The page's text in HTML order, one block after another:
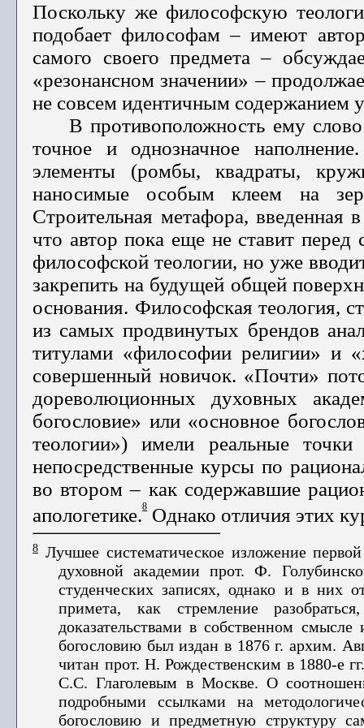
Поскольку же философскую
подобает философам – имеют
самого своего предмета –
«резонансном зна­чении» –
не совсем идентичным содержанием
В противоположность ему
точное и однозначное
элементы (ромбы, квадраты,
наносимые особым клеем на
Строительная метафора, введенная
что автор пока еще не ставит перед
философской теологии, но уже
за­крепить на будущей общей
основания. Философская теология,
из самых про­двинутых брендов
титулами «философии религии» и
совершенный новичок. «Почти»
дореволюци­онных духовных
богословие» или «основное
теологии») имели реальные
непосредственные курсы по
во втором – как содержавшие
апологетике.8Однако отличия этих
8Лучшее систематическое изложение
духовной академии прот. Ф.
студенческих записях, однако и в них
примета, как стремление
доказательствами в собственном
богословию был издан в 1876 г. архим.
читан прот. Н. Рождественским в 1880-е
С.С. Глаго­левым в Москве. О
подробными ссылками на
богословию и предметную структуру